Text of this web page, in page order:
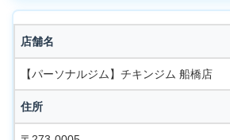
店舗名
【パーソナルジム】チキンジム 船橋店
住所